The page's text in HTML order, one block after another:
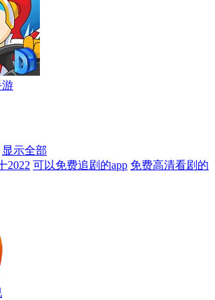
游
显示全部
2022 可以免费追剧的app 免费高清看剧的